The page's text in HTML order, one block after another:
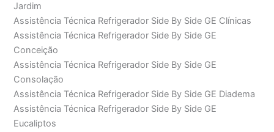
Jardim
Assistência Técnica Refrigerador Side By Side GE Clínicas
Assistência Técnica Refrigerador Side By Side GE
Conceição
Assistência Técnica Refrigerador Side By Side GE
Consolação
Assistência Técnica Refrigerador Side By Side GE Diadema
Assistência Técnica Refrigerador Side By Side GE
Eucaliptos